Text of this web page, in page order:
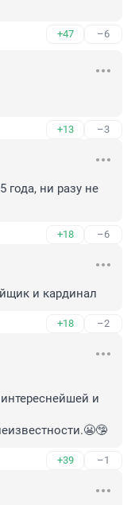
+47 –6
+13 –3
года, ни разу не
+18 –6
и кардинал
+18 –2
и
+39 –1